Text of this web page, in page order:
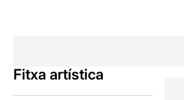
Fitxa artística